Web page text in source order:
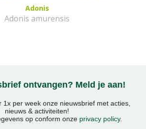
Adonis
Adonis amurensis
ontvangen? Meld je aan!
1x per week onze nieuwsbrief met acties,
nieuws & activiteiten!
op conform onze privacy policy.